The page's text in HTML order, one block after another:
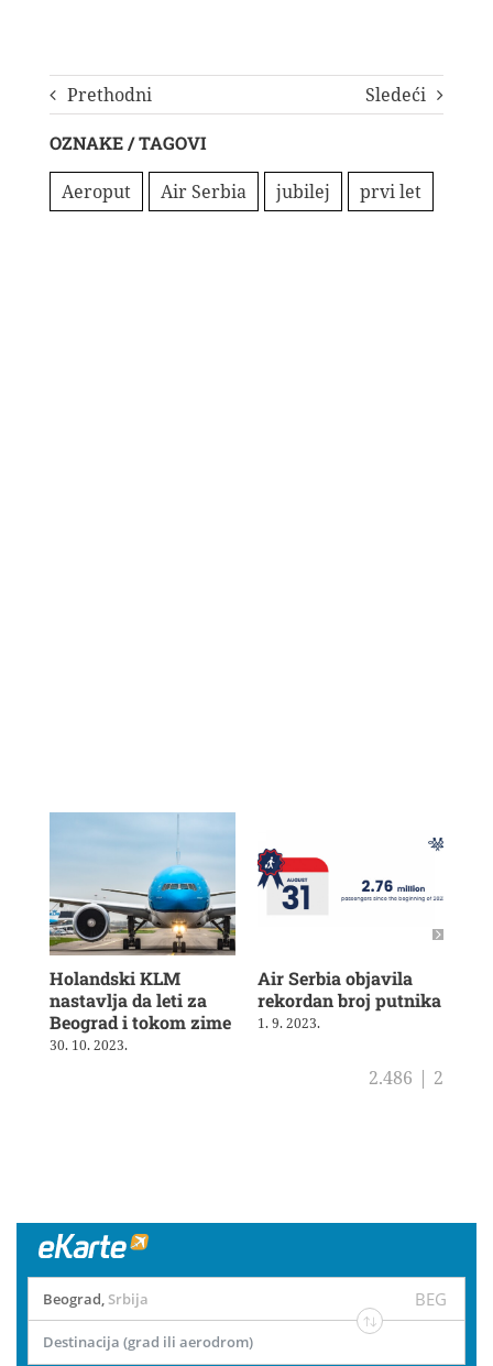
Prethodni Sledeći
OZNAKE / TAGOVI
Aeroput Air Serbia jubilej prvi let
Holandski KLM
nastavlja da leti za
Beograd i tokom zime
30. 10. 2023.
Air Serbia objavila
rekordan broj putnika
1. 9. 2023.
2.486 | 2
Beograd, Srbija BEG
Destinacija (grad ili aerodrom)